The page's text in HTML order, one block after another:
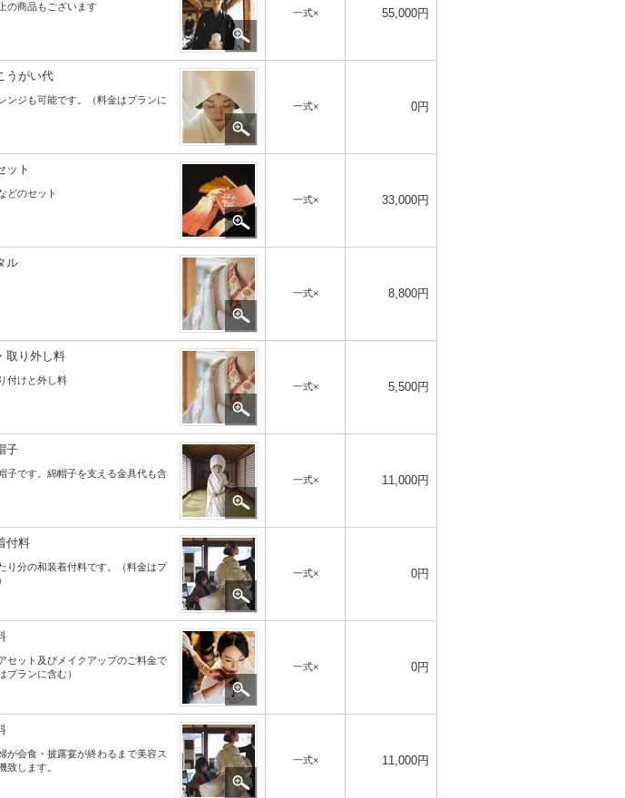
の商品もございます
一式× 55,000円
うがい代
ンジも可能です。（料金はプランに
一式× 0円
ット
どのセット
一式× 33,000円
ル
一式× 8,800円
取り外し料
付けと外し料
一式× 5,500円
子
子です。綿帽子を支える金具代も含
一式× 11,000円
付料
り分の和装着付料です。（料金はプ
一式× 0円
セット及びメイクアップのご料金で
プランに含む）
一式× 0円
が会食・披露宴が終わるまで美容ス
致します。
一式× 11,000円